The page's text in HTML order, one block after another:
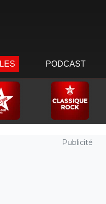
PODCAST
Publicité